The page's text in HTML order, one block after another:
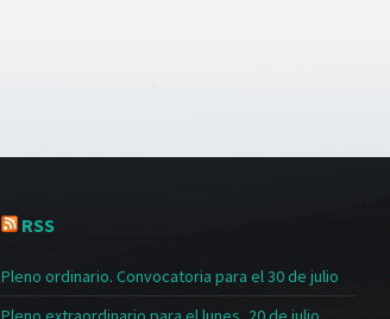
RSS
Pleno ordinario. Convocatoria para el 30 de julio